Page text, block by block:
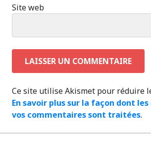
Site web
Ce site utilise Akismet pour réduire
En savoir plus sur la façon dont les
vos commentaires sont traitées.